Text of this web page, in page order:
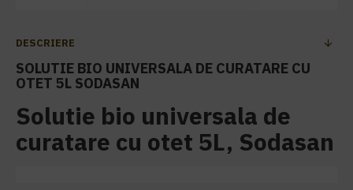
DESCRIERE
SOLUTIE BIO UNIVERSALA DE CURATARE CU
OTET 5L SODASAN
Solutie bio universala de
curatare cu otet 5L, Sodasan